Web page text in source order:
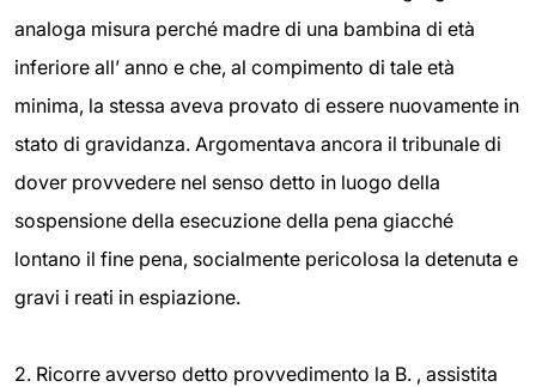
analoga misura perché madre di una bambina di età
inferiore all’ anno e che, al compimento di tale età
minima, la stessa aveva provato di essere nuovamente in
stato di gravidanza. Argomentava ancora il tribunale di
dover provvedere nel senso detto in luogo della
sospensione della esecuzione della pena giacché
lontano il fine pena, socialmente pericolosa la detenuta e
gravi i reati in espiazione.
2. Ricorre avverso detto provvedimento la B. , assistita